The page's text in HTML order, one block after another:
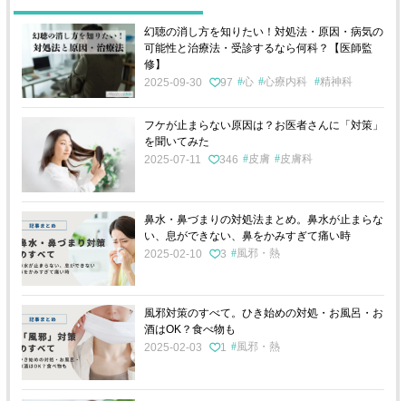
幻聴の消し方を知りたい！対処法・原因・病気の
可能性と治療法・受診するなら何科？【医師監
修】
2025-09-30
97 心 心療内科 精神科
フケが止まらない原因は？お医者さんに「対策」
を聞いてみた
2025-07-11
346 皮膚 皮膚科
鼻水・鼻づまりの対処法まとめ。鼻水が止まらな
い、息ができない、鼻をかみすぎて痛い時
2025-02-10
3 風邪・熱
風邪対策のすべて。ひき始めの対処・お風呂・お
酒はOK？食べ物も
2025-02-03
1 風邪・熱